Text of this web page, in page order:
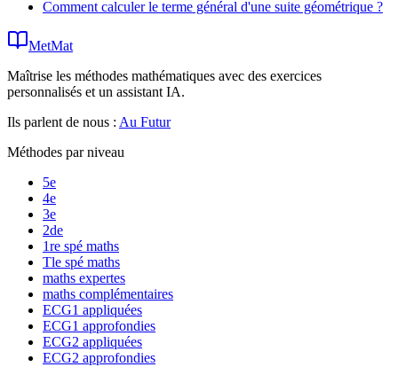
Comment calculer le terme général d'une suite géométrique ?
MetMat
Maîtrise les méthodes mathématiques avec des exercices
personnalisés et un assistant IA.
Ils parlent de nous : Au Futur
Méthodes par niveau
5e
4e
3e
2de
1re spé maths
Tle spé maths
maths expertes
maths complémentaires
ECG1 appliquées
ECG1 approfondies
ECG2 appliquées
ECG2 approfondies